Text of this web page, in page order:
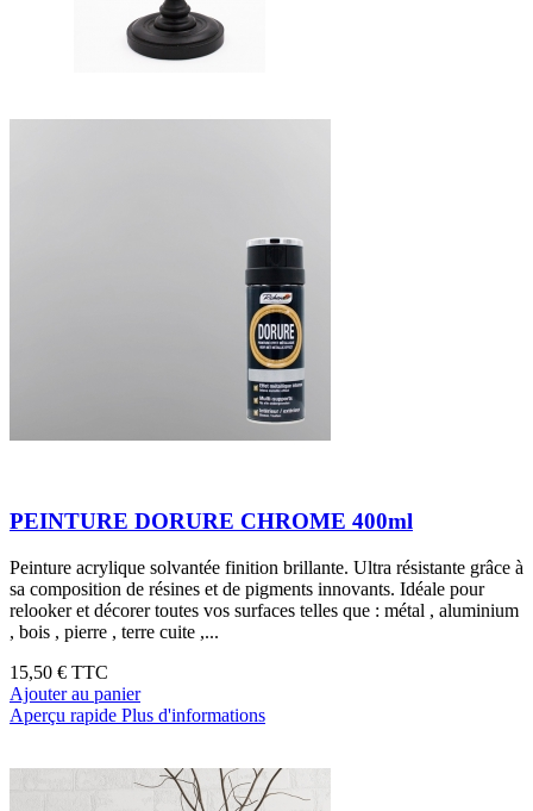
PEINTURE DORURE CHROME 400ml
Peinture acrylique solvantée finition brillante. Ultra résistante grâce à
sa composition de résines et de pigments innovants. Idéale pour
relooker et décorer toutes vos surfaces telles que : métal , aluminium
, bois , pierre , terre cuite ,...
15,50 € TTC
Ajouter au panier
Aperçu rapide Plus d'informations